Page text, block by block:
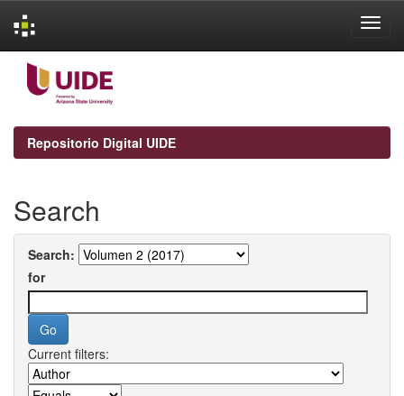
navigation
Repositorio Digital UIDE
Search
Search:
for
Current filters: